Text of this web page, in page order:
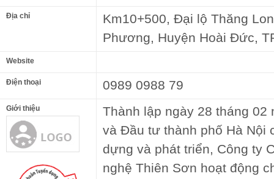
Địa chỉ
Km10+500, Đại lộ Thăng
Phương, Huyện Hoài Đức,
Website
Điện thoại 0989 0988 79
Giới thiệu
Thành lập ngày 28 tháng 02
và Đầu tư thành phố Hà Nội
dựng và phát triển, Công ty
nghệ Thiên Sơn hoạt động